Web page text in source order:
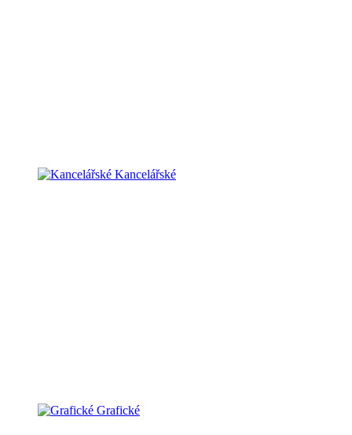
Kancelářské
Grafické